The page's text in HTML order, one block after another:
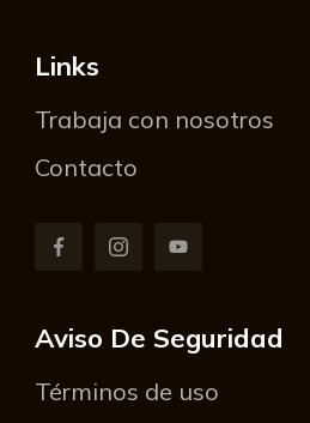
Links
Trabaja con nosotros
Contacto
Aviso De Seguridad
Términos de uso